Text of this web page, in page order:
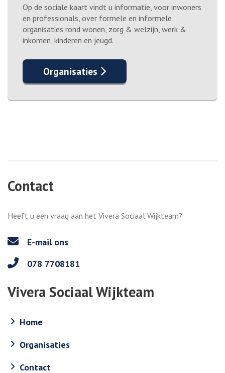
Op de sociale kaart vindt u informatie, voor inwoners
en professionals, over formele en informele
organisaties rond wonen, zorg & welzijn, werk &
inkomen, kinderen en jeugd.
Organisaties
Contact
Heeft u een vraag aan het Vivera Sociaal Wijkteam?
E-mail ons
078 7708181
Vivera Sociaal Wijkteam
Home
Organisaties
Contact